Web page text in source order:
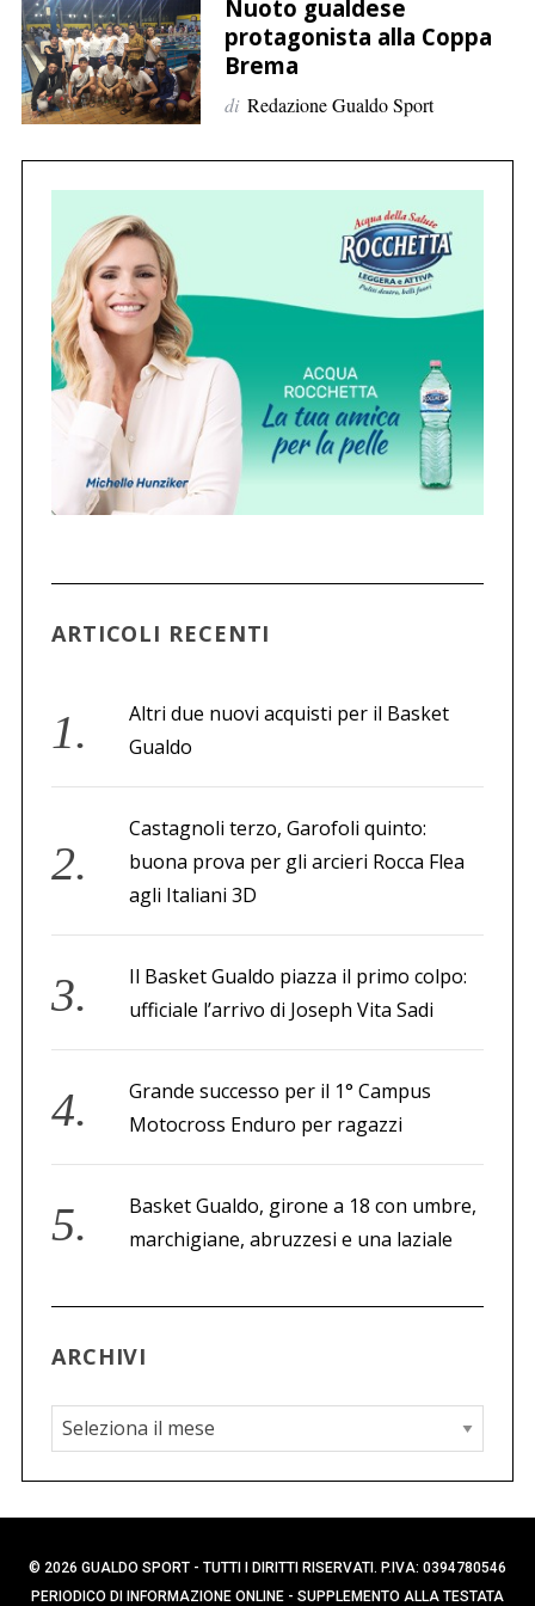
e
r
:
Nuoto gualdese
protagonista alla Coppa
Brema
di Redazione Gualdo Sport
ARTICOLI RECENTI
Altri due nuovi acquisti per il Basket
Gualdo
Castagnoli terzo, Garofoli quinto:
buona prova per gli arcieri Rocca Flea
agli Italiani 3D
Il Basket Gualdo piazza il primo colpo:
ufficiale l’arrivo di Joseph Vita Sadi
Grande successo per il 1° Campus
Motocross Enduro per ragazzi
Basket Gualdo, girone a 18 con umbre,
marchigiane, abruzzesi e una laziale
ARCHIVI
A
r
c
h
i
v
© 2026 GUALDO SPORT - TUTTI I DIRITTI RISERVATI. P.IVA: 0394780546
PERIODICO DI INFORMAZIONE ONLINE - SUPPLEMENTO ALLA TESTATA
C
e
r
p
r